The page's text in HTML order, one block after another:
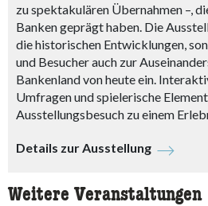
zu spektakulären Übernahmen –,
Banken geprägt haben. Die
die historischen Entwicklungen,
und Besucher auch zur
Bankenland von heute ein.
Umfragen und spielerische
Ausstellungsbesuch zu einem
Details zur Ausstellung
Weitere Veranstaltungen